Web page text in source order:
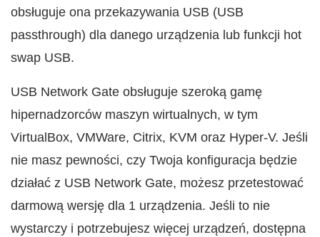
obsługuje ona przekazywania USB (USB
passthrough) dla danego urządzenia lub funkcji hot
swap USB.
USB Network Gate obsługuje szeroką gamę
hipernadzorców maszyn wirtualnych, w tym
VirtualBox, VMWare, Citrix, KVM oraz Hyper-V. Jeśli
nie masz pewności, czy Twoja konfiguracja będzie
działać z USB Network Gate, możesz przetestować
darmową wersję dla 1 urządzenia. Jeśli to nie
wystarczy i potrzebujesz więcej urządzeń, dostępna